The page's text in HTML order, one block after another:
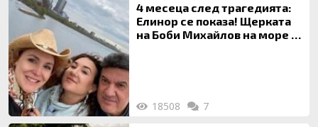
4 месеца след трагедията:
Елинор се показа! Щерката
на Боби Михайлов на море с
18508 7